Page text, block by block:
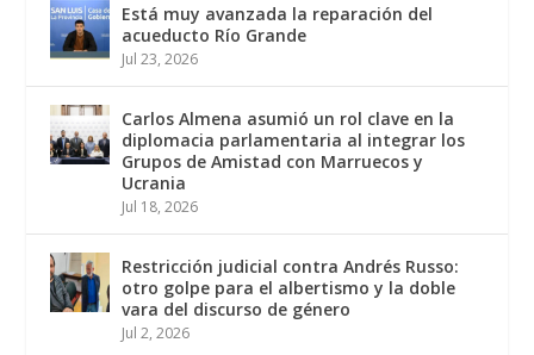
Está muy avanzada la reparación del
acueducto Río Grande
Jul 23, 2026
Carlos Almena asumió un rol clave en la
diplomacia parlamentaria al integrar los
Grupos de Amistad con Marruecos y
Ucrania
Jul 18, 2026
Restricción judicial contra Andrés Russo:
otro golpe para el albertismo y la doble
vara del discurso de género
Jul 2, 2026